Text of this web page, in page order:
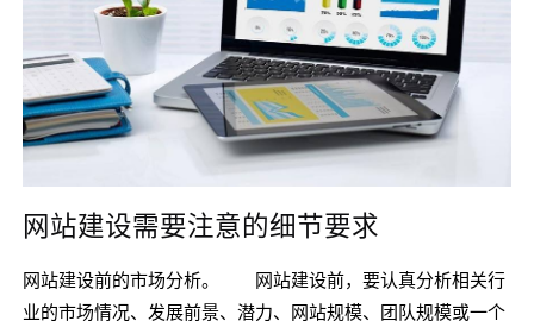
网站建设需要注意的细节要求
网站建设前的市场分析。 网站建设前，要认真分析相关行
业的市场情况、发展前景、潜力、网站规模、团队规模或一个